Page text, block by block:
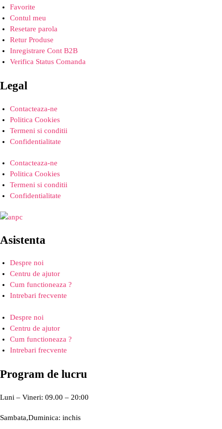
Favorite
Contul meu
Resetare parola
Retur Produse
Inregistrare Cont B2B
Verifica Status Comanda
Legal
Contacteaza-ne
Politica Cookies
Termeni si conditii
Confidentialitate
Contacteaza-ne
Politica Cookies
Termeni si conditii
Confidentialitate
Asistenta
Despre noi
Centru de ajutor
Cum functioneaza ?
Intrebari frecvente
Despre noi
Centru de ajutor
Cum functioneaza ?
Intrebari frecvente
Program de lucru
Luni – Vineri: 09.00 – 20:00
Sambata,Duminica: inchis